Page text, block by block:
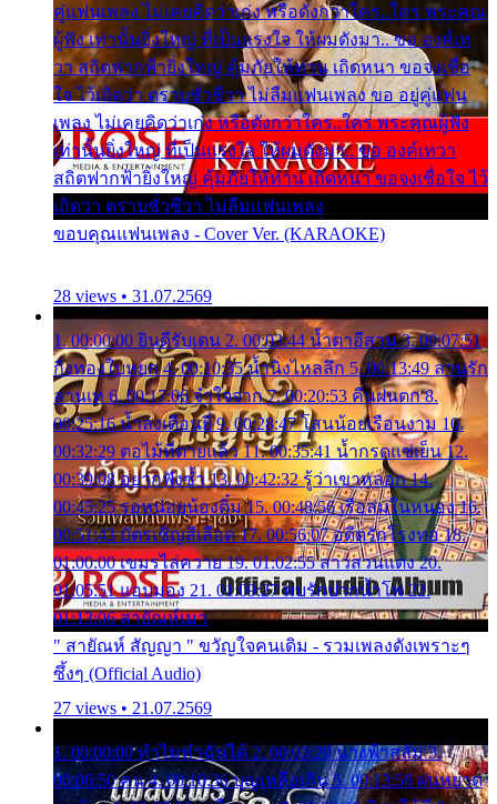
คู่แฟนเพลง ไม่เคยคิดว่าเก่ง หรือดังกว่าใคร..ใคร พระคุณ
ผู้ฟัง เท่านั้นยิ่งใหญ่ ที่เป็นแรงใจ ให้ผมดังมา.. ขอ องค์เท
วา สถิตฟากฟ้ายิ่งใหญ่ คุ้มภัยให้ท่าน เถิดหนา ขอจงเชื่อ
ใจ ไว้เถิดว่า ตราบชั่วชีวา ไม่ลืมแฟนเพลง ขอ อยู่คู่แฟน
เพลง ไม่เคยคิดว่าเก่ง หรือดังกว่าใคร..ใคร พระคุณผู้ฟัง
เท่านั้นยิ่งใหญ่ ที่เป็นแรงใจ ให้ผมดังมา.. ขอ องค์เทวา
สถิตฟากฟ้ายิ่งใหญ่ คุ้มภัยให้ท่าน เถิดหนา ขอจงเชื่อใจ ไว้
เถิดว่า ตราบชั่วชีวา ไม่ลืมแฟนเพลง
ขอบคุณแฟนเพลง - Cover Ver. (KARAOKE)
28 views • 31.07.2569
1. 00:00:00 ยินดีรับเดน 2. 00:03:44 น้ำตาอีสาน 3. 00:07:51
กิ่งทองใบหยก 4. 00:10:35 น้ำนิ่งไหลลึก 5. 00:13:49 ลานรัก
ลานเท 6. 00:17:06 จำใจจาก 7. 00:20:53 คืนฝนตก 8.
00:25:16 น้ำลงเดือนยี่ 9. 00:28:47 โสนน้อยเรือนงาม 10.
00:32:29 ตอไม้ที่ตายแล้ว 11. 00:35:41 น้ำกรดแช่เย็น 12.
00:39:08 อยากฟังซ้ำ 13. 00:42:32 รู้ว่าเขาหลอก 14.
00:45:25 รอหน่อยน้องติ๋ม 15. 00:48:56 เรือล่มในหนอง 16.
00:51:43 บัตรเชิญสีเลือด 17. 00:56:07 อดีตรักโรงทอ 18.
01:00:00 เขมรไล่ควาย 19. 01:02:55 สาวสวนแตง 20.
01:05:51 แอบมอง 21. 01:09:27 พบรักปากน้ำโพ 22.
01:13:06 สายัณห์เมา
" สายัณห์ สัญญา " ขวัญใจคนเดิม - รวมเพลงดังเพราะๆ
ซึ้งๆ (Official Audio)
27 views • 21.07.2569
1. 00:00:00 ทำไมทำฉันได้ 2. 00:03:20 นางฟ้าสลัม 3.
00:06:50 คน 4. 00:10:36 บุญเหลือเกิน 5. 00:13:58 ฝนหยาด